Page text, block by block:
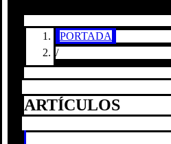
PORTADA
/
ARTÍCULOS